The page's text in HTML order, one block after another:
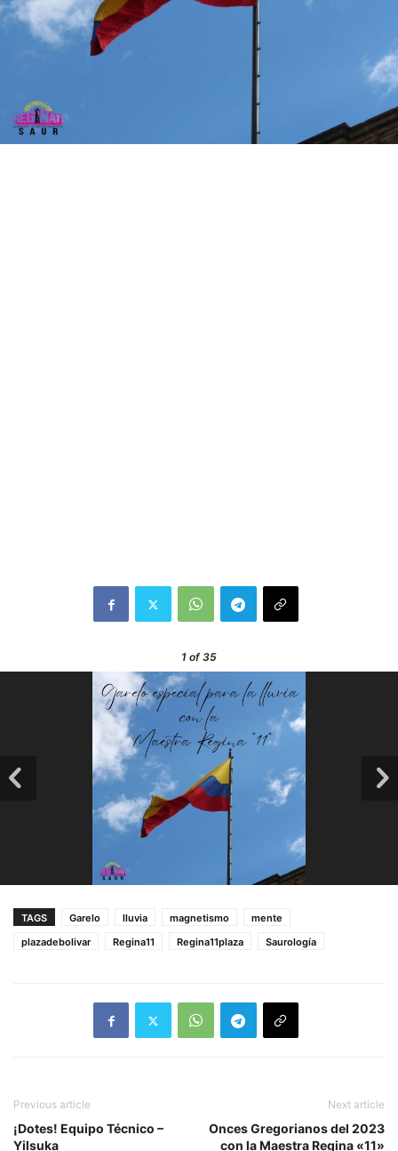
1 of 35
TAGS Garelo lluvia magnetismo
mente
plazadebolivar
Regina11 Regina11plaza Saurología
Previous article
¡Dotes! Equipo Técnico –
Yilsuka
Next article
Onces Gregorianos del 2023
con la Maestra Regina «11»